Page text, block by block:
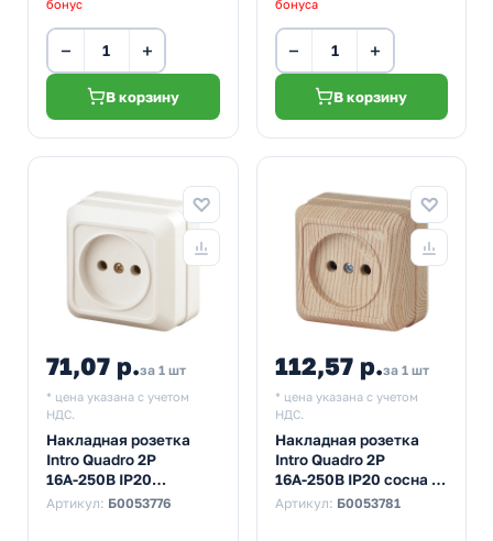
бонус
− +
В корзину
бонуса
− +
В корзину
71,07 р.за 1 шт
* цена указана с учетом
НДС.
Накладная розетка
Intro Quadro 2P
16А-250В IP20
слоновая кость 2-201-
Артикул: Б0053776
112,57 р.за 1 шт
* цена указана с учетом
НДС.
Накладная розетка
Intro Quadro 2P
16А-250В IP20 сосна 2-
201-11
Артикул: Б0053781